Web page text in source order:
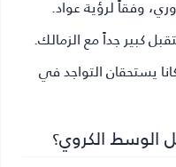
وفقاً لرؤية عواد.
كبير جداً مع الزمالك.
يستحقان التواجد في
الوسط الكروي؟